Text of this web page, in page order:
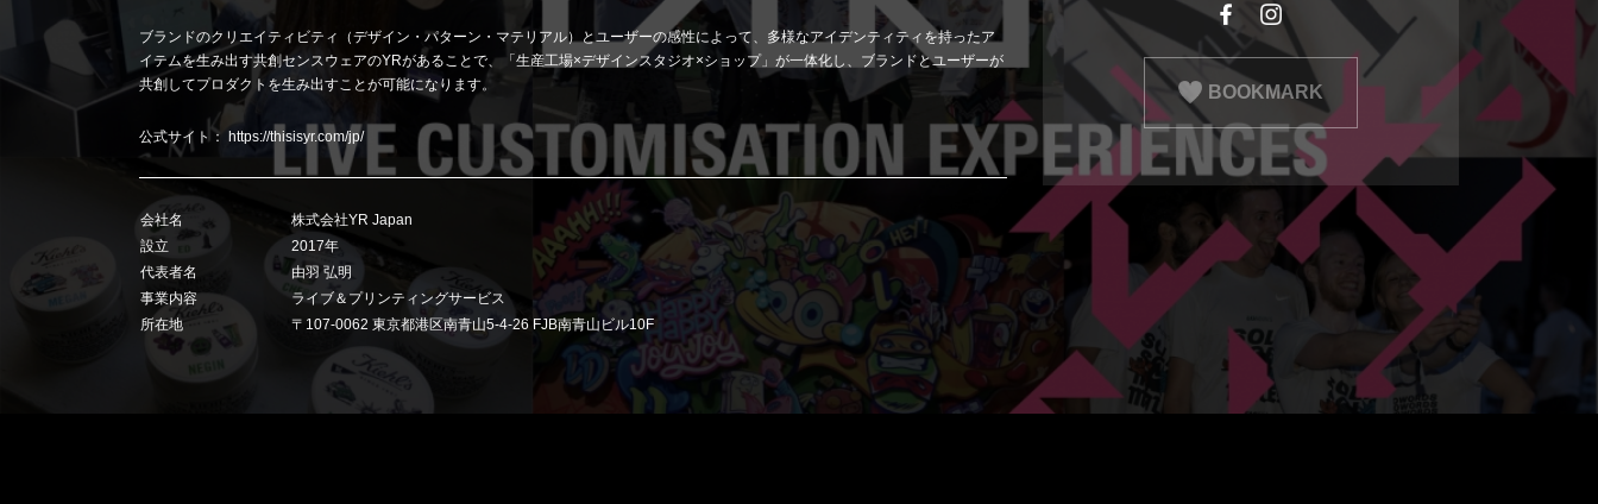
ブランドのクリエイティビティ（デザイン・パターン・マテリアル）とユーザーの感性によって、多様なアイデンティティを持ったア
イテムを生み出す共創センスウェアのYRがあることで、「生産工場×デザインスタジオ×ショップ」が一体化し、ブランドとユーザーが
共創してプロダクトを生み出すことが可能になります。
公式サイト： https://thisisyr.com/jp/
会社名
株式会社YR Japan
設立
2017年
代表者名
由羽 弘明
事業内容
ライブ＆プリンティングサービス
所在地
〒107-0062 東京都港区南青山5-4-26 FJB南青山ビル10F
BOOKMARK